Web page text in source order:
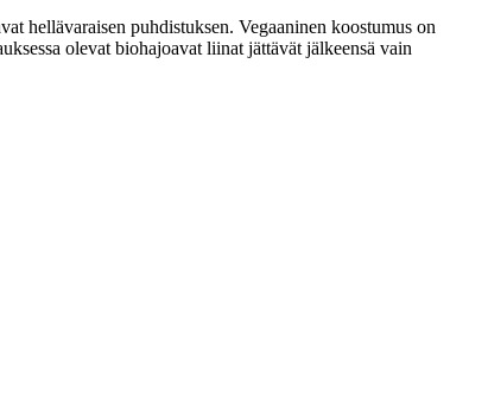
hellävaraisen puhdistuksen. Vegaaninen koostumus on
olevat biohajoavat liinat jättävät jälkeensä vain